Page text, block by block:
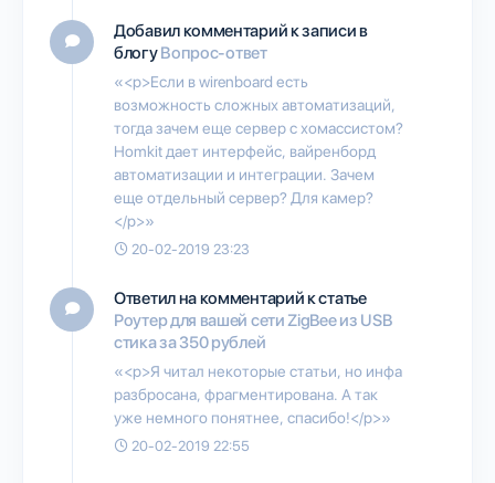
Добавил комментарий к записи в
блогуВопрос-ответ
«<p>Если в wirenboard есть
возможность сложных автоматизаций,
тогда зачем еще сервер с хомассистом?
Homkit дает интерфейс, вайренборд
автоматизации и интеграции. Зачем
еще отдельный сервер? Для камер?
</p>»
20-02-2019 23:23
Ответил на комментарий к статье
Роутер для вашей сети ZigBee из USB
стика за 350 рублей
«<p>Я читал некоторые статьи, но инфа
разбросана, фрагментирована. А так
уже немного понятнее, спасибо!</p>»
20-02-2019 22:55